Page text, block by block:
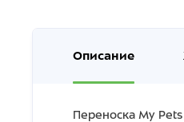
Описание
Переноска My